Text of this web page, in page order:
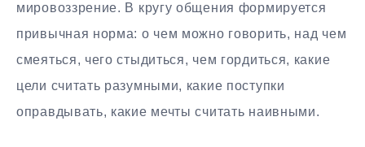
мировоззрение. В кругу общения формируется
привычная норма: о чем можно говорить, над чем
смеяться, чего стыдиться, чем гордиться, какие
цели считать разумными, какие поступки
оправдывать, какие мечты считать наивными.